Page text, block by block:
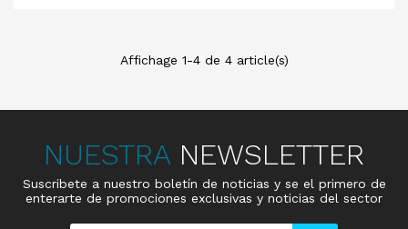
Affichage 1-4 de 4 article(s)
NUESTRA NEWSLETTER
Suscribete a nuestro boletín de noticias y se el primero de
enterarte de promociones exclusivas y noticias del sector